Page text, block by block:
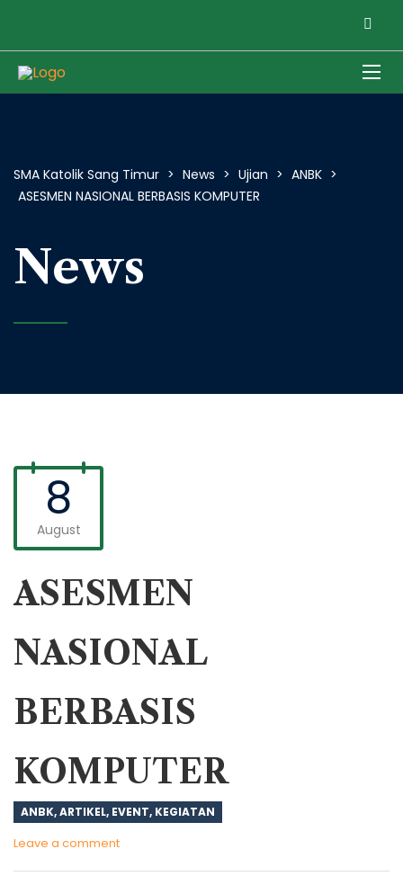
SMA Katolik Sang Timur > News > Ujian > ANBK >
ASESMEN NASIONAL BERBASIS KOMPUTER
News
8
August
ASESMEN
NASIONAL
BERBASIS
KOMPUTER
ANBK,ARTIKEL, EVENT, KEGIATAN
Leave a comment